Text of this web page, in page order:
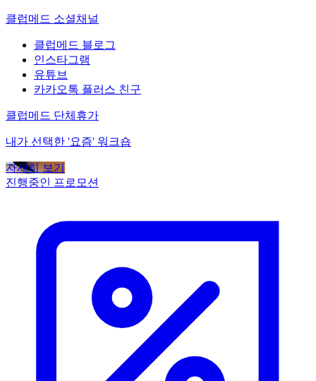
클럽메드 소셜채널
클럽메드 블로그
인스타그램
유튜브
카카오톡 플러스 친구
클럽메드 단체휴가
내가 선택한 '요즘' 워크숍
자세히 보기
진행중인 프로모션